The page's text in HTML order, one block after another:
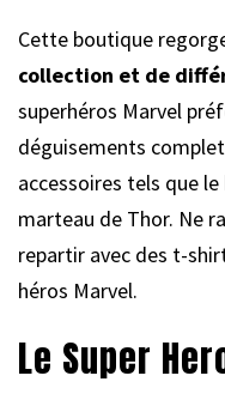
Cette boutique
collection et de
superhéros Marvel
déguisements
accessoires tels que
marteau de Thor. Ne
repartir avec des t-
héros Marvel.
Le Super